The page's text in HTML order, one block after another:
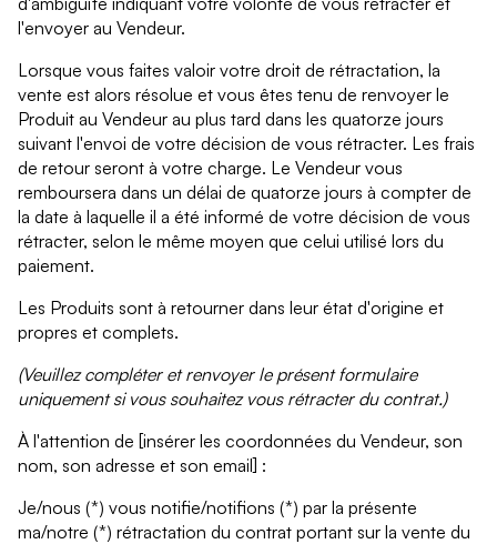
l'envoyer au Vendeur.
Lorsque vous faites valoir votre droit de rétractation, la
vente est alors résolue et vous êtes tenu de renvoyer le
Produit au Vendeur au plus tard dans les quatorze jours
suivant l'envoi de votre décision de vous rétracter. Les frais
de retour seront à votre charge. Le Vendeur vous
remboursera dans un délai de quatorze jours à compter de
la date à laquelle il a été informé de votre décision de vous
rétracter, selon le même moyen que celui utilisé lors du
paiement.
Les Produits sont à retourner dans leur état d'origine et
propres et complets.
(Veuillez compléter et renvoyer le présent formulaire
uniquement si vous souhaitez vous rétracter du contrat.)
À l'attention de [insérer les coordonnées du Vendeur, son
nom, son adresse et son email] :
Je/nous (*) vous notifie/notifions (*) par la présente
ma/notre (*) rétractation du contrat portant sur la vente du